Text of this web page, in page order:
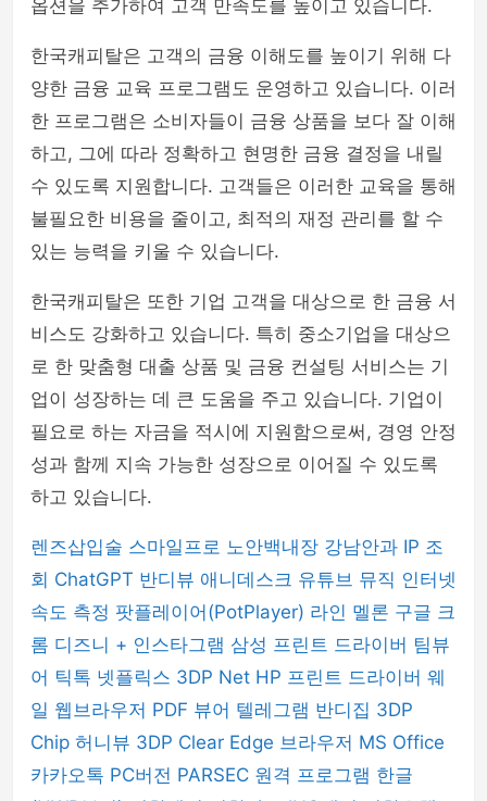
옵션을 추가하여 고객 만족도를 높이고 있습니다.
한국캐피탈은 고객의 금융 이해도를 높이기 위해 다
양한 금융 교육 프로그램도 운영하고 있습니다. 이러
한 프로그램은 소비자들이 금융 상품을 보다 잘 이해
하고, 그에 따라 정확하고 현명한 금융 결정을 내릴
수 있도록 지원합니다. 고객들은 이러한 교육을 통해
불필요한 비용을 줄이고, 최적의 재정 관리를 할 수
있는 능력을 키울 수 있습니다.
한국캐피탈은 또한 기업 고객을 대상으로 한 금융 서
비스도 강화하고 있습니다. 특히 중소기업을 대상으
로 한 맞춤형 대출 상품 및 금융 컨설팅 서비스는 기
업이 성장하는 데 큰 도움을 주고 있습니다. 기업이
필요로 하는 자금을 적시에 지원함으로써, 경영 안정
성과 함께 지속 가능한 성장으로 이어질 수 있도록
하고 있습니다.
렌즈삽입술 스마일프로 노안백내장 강남안과 IP 조
회 ChatGPT 반디뷰 애니데스크 유튜브 뮤직 인터넷
속도 측정 팟플레이어(PotPlayer) 라인 멜론 구글 크
롬 디즈니 + 인스타그램 삼성 프린트 드라이버 팀뷰
어 틱톡 넷플릭스 3DP Net HP 프린트 드라이버 웨
일 웹브라우저 PDF 뷰어 텔레그램 반디집 3DP
Chip 허니뷰 3DP Clear Edge 브라우저 MS Office
카카오톡 PC버전 PARSEC 원격 프로그램 한글